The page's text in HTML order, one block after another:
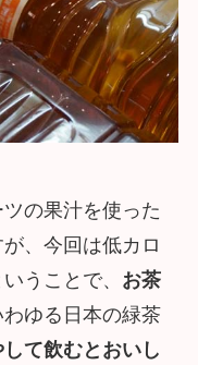
の果汁を使った
、今回は低カロ
うことで、 お茶
ゆる日本の緑茶
て飲むとおいし